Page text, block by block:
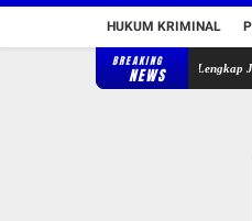
HUKUM KRIMINAL
BREAKING
NEWS
Pejabat, Berikut Daftar Lengkap Jabatan